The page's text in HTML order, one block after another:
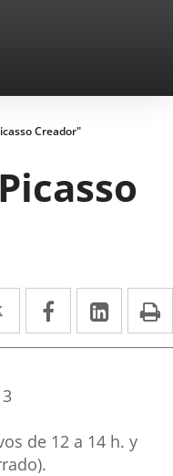
Creador"
Twitter
Enlace
a
aplicación
externa.
Facebook
Enlace
a
externa.
Enlace
a
de 12 a 14 h. y